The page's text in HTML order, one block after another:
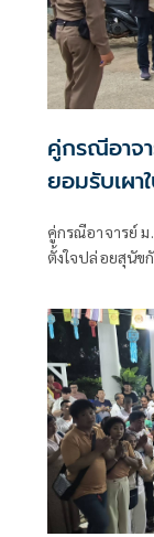
คู่กรณีอาจ
ยอมรับเผ
คู่กรณีอาจารย์ ม
ตั้งใจปล่อยสุนัข